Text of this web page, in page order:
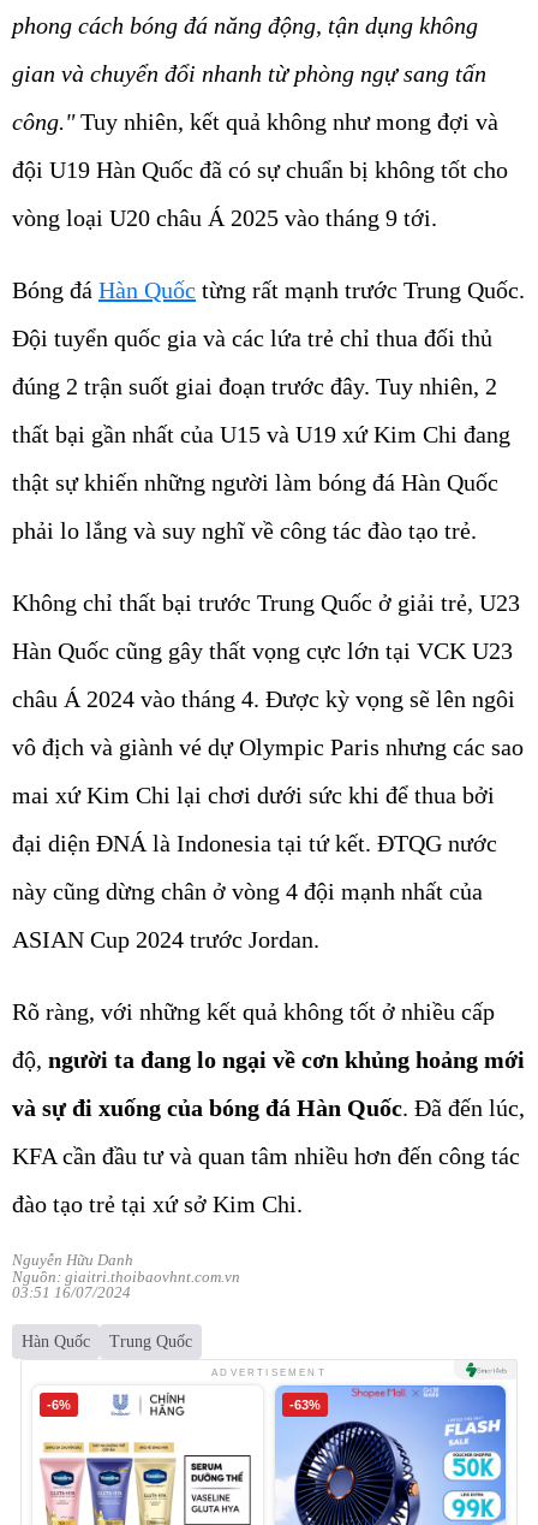
phong cách bóng đá năng động, tận dụng không
gian và chuyển đổi nhanh từ phòng ngự sang tấn
công."Tuy nhiên, kết quả không như mong đợi và
đội U19 Hàn Quốc đã có sự chuẩn bị không tốt cho
vòng loại U20 châu Á 2025 vào tháng 9 tới.
Bóng đá Hàn Quốc từng rất mạnh trước Trung Quốc.
Đội tuyển quốc gia và các lứa trẻ chỉ thua đối thủ
đúng 2 trận suốt giai đoạn trước đây. Tuy nhiên, 2
thất bại gần nhất của U15 và U19 xứ Kim Chi đang
thật sự khiến những người làm bóng đá Hàn Quốc
phải lo lắng và suy nghĩ về công tác đào tạo trẻ.
Không chỉ thất bại trước Trung Quốc ở giải trẻ, U23
Hàn Quốc cũng gây thất vọng cực lớn tại VCK U23
châu Á 2024 vào tháng 4. Được kỳ vọng sẽ lên ngôi
vô địch và giành vé dự Olympic Paris nhưng các sao
mai xứ Kim Chi lại chơi dưới sức khi để thua bởi
đại diện ĐNÁ là Indonesia tại tứ kết. ĐTQG nước
này cũng dừng chân ở vòng 4 đội mạnh nhất của
ASIAN Cup 2024 trước Jordan.
Rõ ràng, với những kết quả không tốt ở nhiều cấp
độ, người ta đang lo ngại về cơn khủng hoảng mới
và sự đi xuống của bóng đá Hàn Quốc. Đã đến lúc,
KFA cần đầu tư và quan tâm nhiều hơn đến công tác
đào tạo trẻ tại xứ sở Kim Chi.
Nguyễn Hữu Danh
Nguồn: giaitri.thoibaovhnt.com.vn
03:51 16/07/2024
Hàn Quốc Trung Quốc
ADVERTISEMENT
-6% -63%